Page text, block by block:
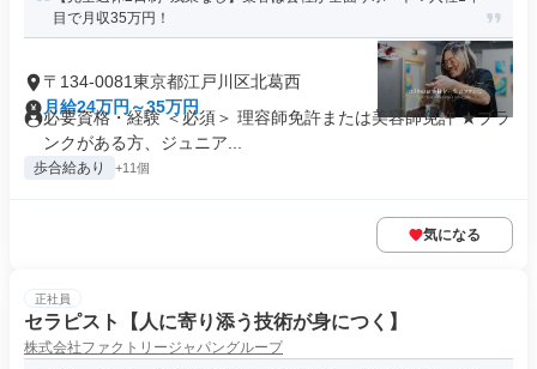
目で月収35万円！
〒134-0081東京都江戸川区北葛西
月給24万円～35万円
必要資格・経験 ＜必須＞ 理容師免許または美容師免許 ★ブラ
ンクがある方、ジュニア...
歩合給あり +11個
気になる
正社員
セラピスト【人に寄り添う技術が身につく】
株式会社ファクトリージャパングループ